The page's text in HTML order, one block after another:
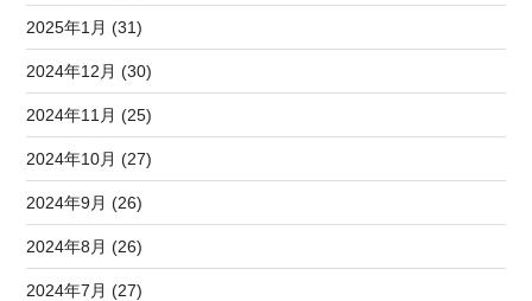
2025年1月 (31)
2024年12月 (30)
2024年11月 (25)
2024年10月 (27)
2024年9月 (26)
2024年8月 (26)
2024年7月 (27)